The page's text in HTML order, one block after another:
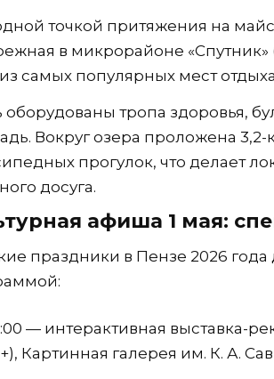
точкой притяжения на
в микрорайоне
самых популярных мест
оборудованы тропа здоровья,
Вокруг озера проложена
прогулок, что делает
досуга.
афиша 1 мая:
праздники в Пензе 2026
— интерактивная выставка-
Картинная галерея им. К. А.